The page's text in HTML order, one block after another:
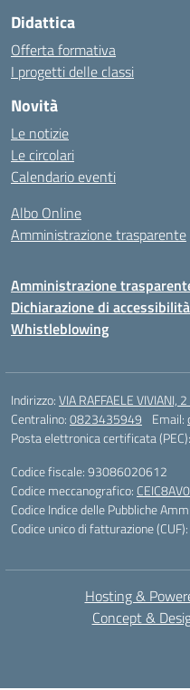
Didattica
Offerta formativa
I progetti delle classi
Novità
Le notizie
Le circolari
Calendario eventi
Albo Online
Amministrazione trasparente
Amministrazione
Dichiarazione di accessibilità
Whistleblowing
Indirizzo:VIA RAFFAELE VIVIANI,
Centralino:0823435949 Email:
Posta elettronica certificata (PEC):
Codice fiscale: 93086020612
Codice meccanografico:
Codice Indice delle Pubbliche
Codice unico di fatturazione
Hosting &
Concept &